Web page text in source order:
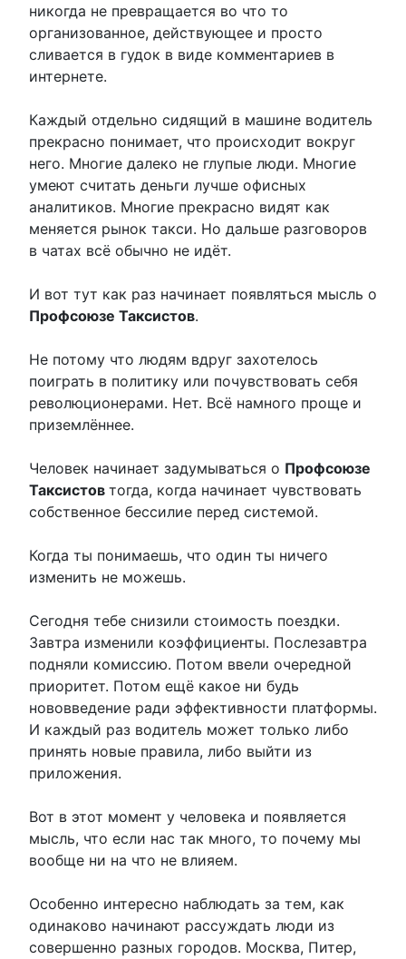
никогда не превращается во что то
организованное, действующее и просто
сливается в гудок в виде комментариев в
интернете.
Каждый отдельно сидящий в машине водитель
прекрасно понимает, что происходит вокруг
него. Многие далеко не глупые люди. Многие
умеют считать деньги лучше офисных
аналитиков. Многие прекрасно видят как
меняется рынок такси. Но дальше разговоров
в чатах всё обычно не идёт.
И вот тут как раз начинает появляться мысль о
Профсоюзе Таксистов.
Не потому что людям вдруг захотелось
поиграть в политику или почувствовать себя
революционерами. Нет. Всё намного проще и
приземлённее.
Человек начинает задумываться о Профсоюзе
Таксистов тогда, когда начинает чувствовать
собственное бессилие перед системой.
Когда ты понимаешь, что один ты ничего
изменить не можешь.
Сегодня тебе снизили стоимость поездки.
Завтра изменили коэффициенты. Послезавтра
подняли комиссию. Потом ввели очередной
приоритет. Потом ещё какое ни будь
нововведение ради эффективности платформы.
И каждый раз водитель может только либо
принять новые правила, либо выйти из
приложения.
Вот в этот момент у человека и появляется
мысль, что если нас так много, то почему мы
вообще ни на что не влияем.
Особенно интересно наблюдать за тем, как
одинаково начинают рассуждать люди из
совершенно разных городов. Москва, Питер,